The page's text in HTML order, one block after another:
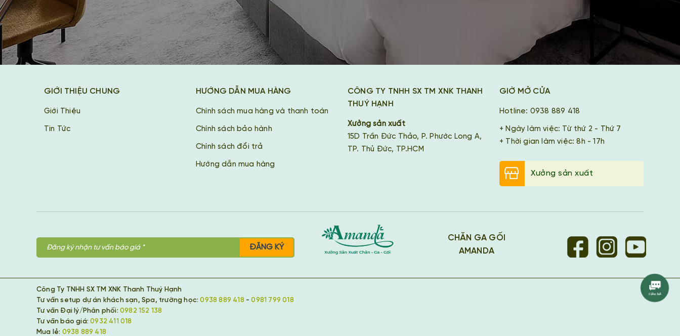
GIỚI THIỆU CHUNG
Giới Thiệu
Tin Tức
HƯỚNG DẪN MUA HÀNG
Chính sách mua hàng và thanh toán
Chính sách bảo hành
Chính sách đổi trả
Hướng dẫn mua hàng
CÔNG TY TNHH SX TM XNK THANH
THUÝ HẠNH
Xưởng sản xuất
15D Trần Đức Thảo, P. Phước Long A,
TP. Thủ Đức, TP.HCM
GIỜ MỞ CỬA
Hotline: 0938 889 418
+ Ngày làm việc: Từ thứ 2 - Thứ 7
+ Thời gian làm việc: 8h - 17h
Xưởng sản xuất
ĐĂNG KÝ
CHĂN GA GỐI
AMANDA
Công Ty TNHH SX TM XNK Thanh Thuý Hạnh
Tư vấn setup dự án khách sạn, Spa, trường học:0938 889 418 -0981 799 018
Tư vấn Đại lý/Phân phối: 0982 152 138
Tư vấn báo giá:0932 411 018
Mua lẻ: 0938 889 418